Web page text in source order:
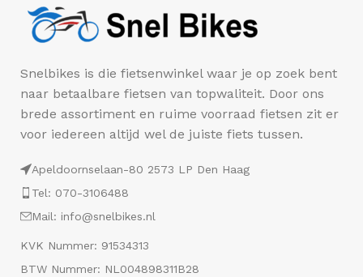
Snelbikes is die fietsenwinkel waar je op zoek bent
naar betaalbare fietsen van topwaliteit. Door ons
brede assortiment en ruime voorraad fietsen zit er
voor iedereen altijd wel de juiste fiets tussen.
Apeldoornselaan-80 2573 LP Den Haag
Tel: 070-3106488
Mail: info@snelbikes.nl
KVK Nummer: 91534313
BTW Nummer: NL004898311B28